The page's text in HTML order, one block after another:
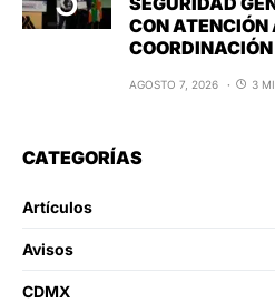
CON
AGOSTO 7, 2026 3
CATEGORÍAS
Artículos
Avisos
CDMX